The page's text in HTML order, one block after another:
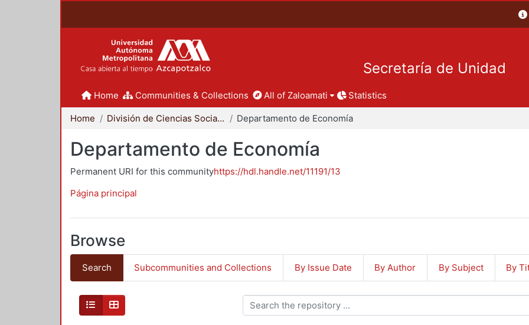
Secretaría de Unidad
Home Communities & Collections All of Zaloamati Statistics
Home División de Ciencias Sociales y Humanidades Departamento de Economía
Departamento de Economía
Permanent URI for this communityhttps://hdl.handle.net/11191/13
Página principal
Browse
Search Subcommunities and Collections By Issue Date By Author By Subject By